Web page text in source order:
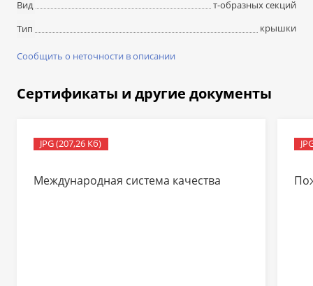
Вид
т-образных секций
Тип
крышки
Сообщить о неточности в описании
Сертификаты и другие документы
JPG (207,26 Кб)
Международная система качества